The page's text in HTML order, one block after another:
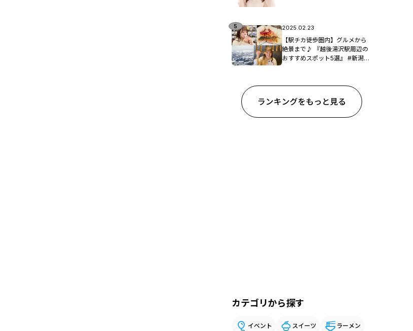
2025.02.23
【駅チカ徒歩圏内】グルメから
絶景まで♪ 『越後湯沢駅周辺の
おすすめスポット5選』 #新潟観
ランキングをもっと見る
カテゴリから探す
イベント スイーツ ラーメン